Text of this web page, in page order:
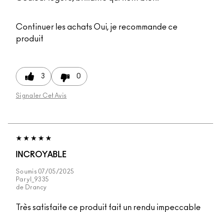
Continuer les achats Oui, je recommande ce
produit
3 0
Signaler Cet Avis
INCROYABLE
Soumis 07/05/2025
Paryl_9335
de
Drancy
Très satisfaite ce produit fait un rendu impeccable